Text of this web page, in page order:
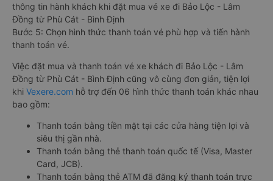
thông tin hành khách khi đặt mua vé xe đi Bảo Lộc - Lâm
Đồng từ Phù Cát - Bình Định
Bước 5: Chọn hình thức thanh toán vé phù hợp và tiến hành
thanh toán vé.
Việc đặt mua và thanh toán vé xe khách đi Bảo Lộc - Lâm
Đồng từ Phù Cát - Bình Định cũng vô cùng đơn giản, tiện lợi
khi Vexere.com hỗ trợ đến 06 hình thức thanh toán khác nhau
bao gồm:
Thanh toán bằng tiền mặt tại các cửa hàng tiện lợi và
siêu thị gần nhà.
Thanh toán bằng thẻ thanh toán quốc tế (Visa, Master
Card, JCB).
Thanh toán bằng thẻ ATM đã đăng ký thanh toán trực